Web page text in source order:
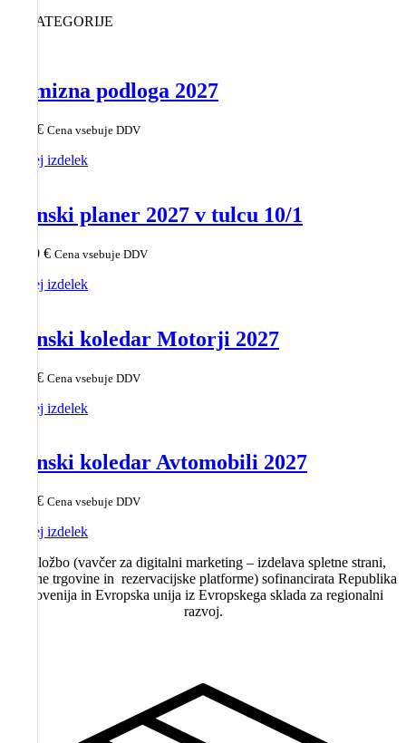
IZ KATEGORIJE
Namizna podloga 2027
€ Cena vsebuje DDV
Poglej izdelek
Stenski planer 2027 v tulcu 10/1
34,90 € Cena vsebuje DDV
Poglej izdelek
Stenski koledar Motorji 2027
€ Cena vsebuje DDV
Poglej izdelek
Stenski koledar Avtomobili 2027
€ Cena vsebuje DDV
Poglej izdelek
Naložbo (vavčer za digitalni marketing – izdelava spletne strani,
spletne trgovine in rezervacijske platforme) sofinancirata Republika
Slovenija in Evropska unija iz Evropskega sklada za regionalni
razvoj.